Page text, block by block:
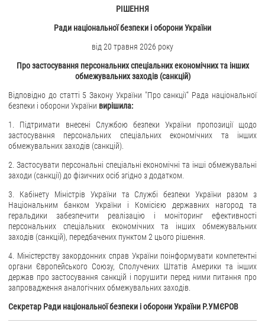
РІШЕННЯ
Ради національної безпеки і оборони України
від 20 травня 2026 року
Про застосування персональних спеціальних економічних та інших
обмежувальних заходів (санкцій)
Відповідно до статті 5 Закону України "Про санкції" Рада національної
безпеки і оборони України вирішила:
1. Підтримати внесені Службою безпеки України пропозиції щодо
застосування персональних спеціальних економічних та інших
обмежувальних заходів (санкцій).
2. Застосувати персональні спеціальні економічні та інші обмежувальні
заходи (санкції) до фізичних осіб згідно з додатком.
3. Кабінету Міністрів України та Службі безпеки України разом з
Національним банком України і Комісією державних нагород та
геральдики забезпечити реалізацію і моніторинг ефективності
персональних спеціальних економічних та інших обмежувальних
заходів (санкцій), передбачених пунктом 2 цього рішення.
4. Міністерству закордонних справ України поінформувати компетентні
органи Європейського Союзу, Сполучених Штатів Америки та інших
держав про застосування санкцій і порушити перед ними питання про
запровадження аналогічних обмежувальних заходів.
Секретар Ради національної безпеки і оборони України Р.УМЄРОВ